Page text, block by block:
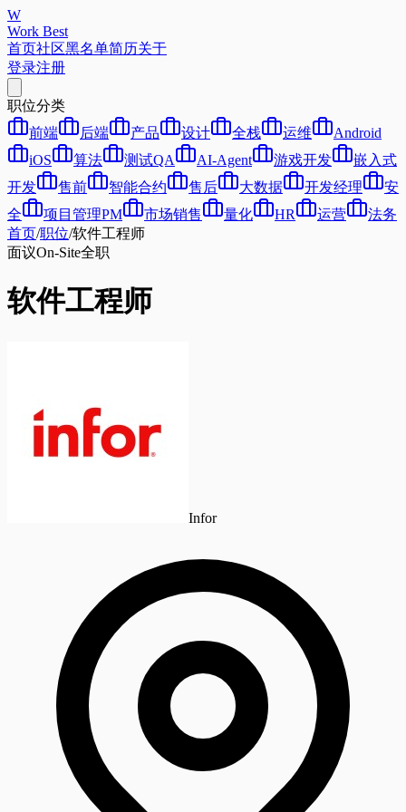
W
Work Best
首页社区黑名单简历关于
登录注册
职位分类
前端
后端 产品 设计 全栈 运维
Android
iOS
算法 测试QA AI-Agent 游戏开发
嵌入式
开发
售前 智能合约 售后 大数据 开发经理
安
全
项目管理PM 市场销售 量化 HR 运营
法务
首页/职位/软件工程师
面议On-Site全职
软件工程师
Infor